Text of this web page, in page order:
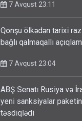
7 Avqust 23:11
Qonşu ölkədən tarixi
bağlı qalmaqallı
7 Avqust 23:04
ABŞ Senatı Rusiya və
yeni sanksiyalar
təsdiqlədi